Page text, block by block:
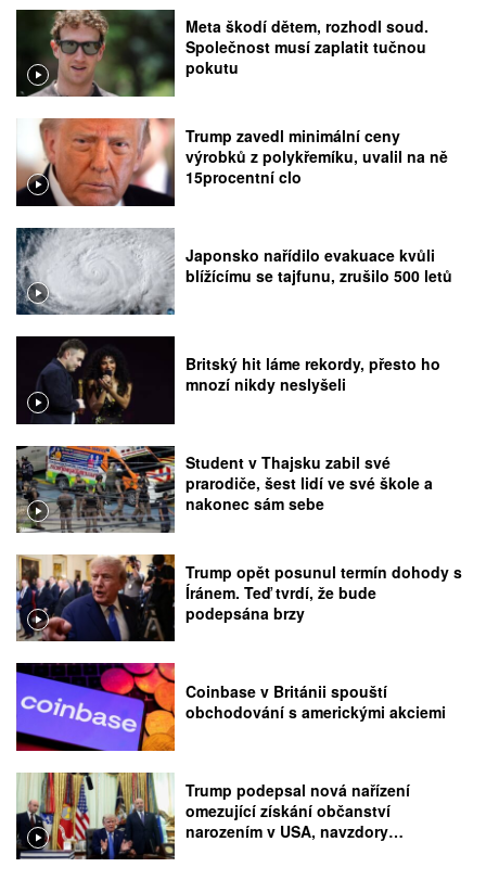
Meta škodí dětem, rozhodl soud.
Společnost musí zaplatit tučnou
pokutu
Trump zavedl minimální ceny
výrobků z polykřemíku, uvalil na ně
15procentní clo
Japonsko nařídilo evakuace kvůli
blížícímu se tajfunu, zrušilo 500 letů
Britský hit láme rekordy, přesto ho
mnozí nikdy neslyšeli
Student v Thajsku zabil své
prarodiče, šest lidí ve své škole a
nakonec sám sebe
Trump opět posunul termín dohody s
Íránem. Teď tvrdí, že bude
podepsána brzy
Coinbase v Británii spouští
obchodování s americkými akciemi
Trump podepsal nová nařízení
omezující získání občanství
narozením v USA, navzdory